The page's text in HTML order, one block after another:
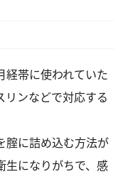
帯に使われていた
リンなどで対応する
腟に詰め込む方法が
生になりがちで、感